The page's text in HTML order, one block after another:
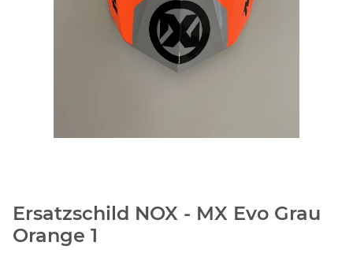
Ersatzschild NOX - MX Evo Grau
Orange 1